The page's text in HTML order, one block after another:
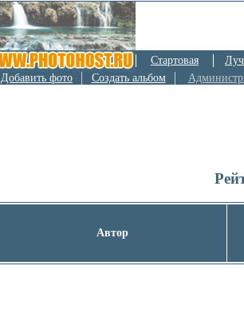
Стартовая
Добавить фото Создать альбом
Автор